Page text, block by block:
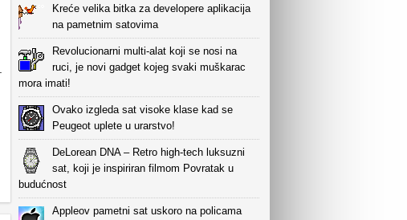
Kreće velika bitka za developere aplikacija
na pametnim satovima
Revolucionarni multi-alat koji se nosi na
ruci, je novi gadget kojeg svaki muškarac
mora imati!
Ovako izgleda sat visoke klase kad se
Peugeot uplete u urarstvo!
DeLorean DNA – Retro high-tech luksuzni
sat, koji je inspiriran filmom Povratak u
budućnost
Appleov pametni sat uskoro na policama